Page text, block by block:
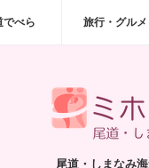
でべら 旅行・グルメ
尾道・しまなみ